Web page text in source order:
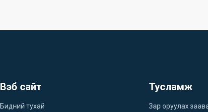
Вэб сайт
Бидний тухай
Тусламж
Зар оруулах